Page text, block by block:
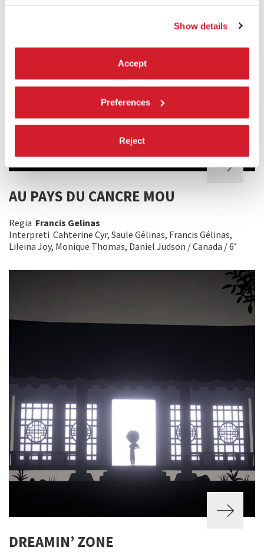
Show details
Accept
Preferences
Reject
AU PAYS DU CANCRE MOU
Regia Francis Gelinas
Interpreti Cahterine Cyr, Saule Gélinas, Francis Gélinas,
Lileina Joy, Monique Thomas, Daniel Judson / Canada / 6’
DREAMIN’ ZONE